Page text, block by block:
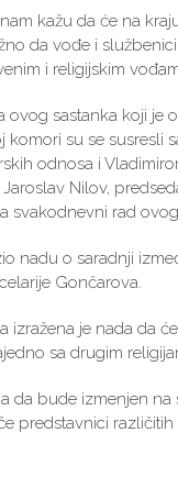
kažu da će na
da vođe i
i religijskim
ovog sastanka koji je
komori su se susresli
odnosa i
Nilov,
svakodnevni rad
nadu o saradnji
Gončarova.
izražena je nada da
sa drugim
da bude izmenjen
predstavnici različitih